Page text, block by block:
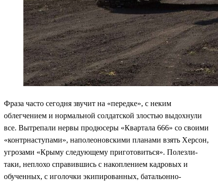
Фраза часто сегодня звучит на «передке», с неким
облегчением и нормальной солдатской злостью выдохнули
все. Вытрепали нервы продюсеры «Квартала 666» со своими
«контрнаступами», наполеоновскими планами взять Херсон,
угрозами «Крыму следующему приготовиться». Полезли-
таки, неплохо справившись с накоплением кадровых и
обученных, с иголочки экипированных, батальонно-